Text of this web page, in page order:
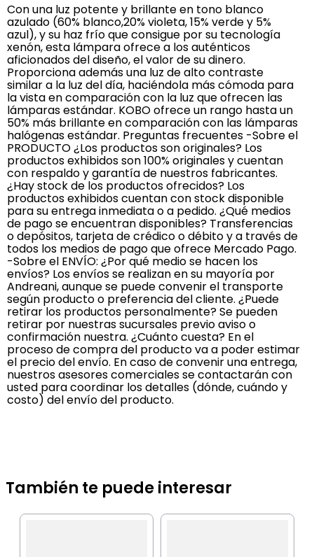
Con una luz potente y brillante en tono blanco
azulado (60% blanco,20% violeta, 15% verde y 5%
azul), y su haz frío que consigue por su tecnología
xenón, esta lámpara ofrece a los auténticos
aficionados del diseño, el valor de su dinero.
Proporciona además una luz de alto contraste
similar a la luz del día, haciéndola más cómoda para
la vista en comparación con la luz que ofrecen las
lámparas estándar. KOBO ofrece un rango hasta un
50% más brillante en comparación con las lámparas
halógenas estándar. Preguntas frecuentes -Sobre el
PRODUCTO ¿Los productos son originales? Los
productos exhibidos son 100% originales y cuentan
con respaldo y garantía de nuestros fabricantes.
¿Hay stock de los productos ofrecidos? Los
productos exhibidos cuentan con stock disponible
para su entrega inmediata o a pedido. ¿Qué medios
de pago se encuentran disponibles? Transferencias
o depósitos, tarjeta de crédico o débito y a través de
todos los medios de pago que ofrece Mercado Pago.
-Sobre el ENVÍO: ¿Por qué medio se hacen los
envíos? Los envíos se realizan en su mayoría por
Andreani, aunque se puede convenir el transporte
según producto o preferencia del cliente. ¿Puede
retirar los productos personalmente? Se pueden
retirar por nuestras sucursales previo aviso o
confirmación nuestra. ¿Cuánto cuesta? En el
proceso de compra del producto va a poder estimar
el precio del envío. En caso de convenir una entrega,
nuestros asesores comerciales se contactarán con
usted para coordinar los detalles (dónde, cuándo y
costo) del envío del producto.
También te puede interesar